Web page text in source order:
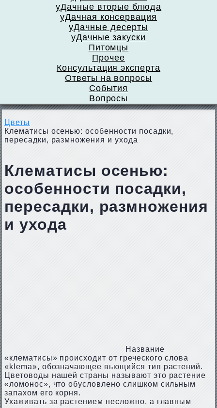
уДачные вторые блюда
уДачная консервация
уДачные десерты
уДачные закуски
Питомцы
Прочее
Консультация эксперта
Ответы на вопросы
События
Вопросы
Цветы
Клематисы осенью: особенности посадки,
пересадки, размножения и ухода
Клематисы осенью:
особенности посадки,
пересадки, размножения
и ухода
Название
«клематисы» происходит от греческого слова
«klema», обозначающее вьющийся тип растений.
Цветоводы нашей страны называют это растение
«ломонос», что обусловлено слишком сильным
запахом его корня.
Ухаживать за растением несложно, а главным